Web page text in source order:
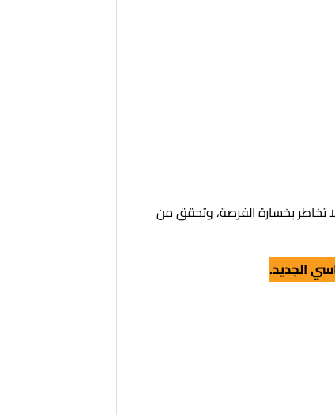
تخاطر بخسارة الفرصة، وتحقق من
الجديد.